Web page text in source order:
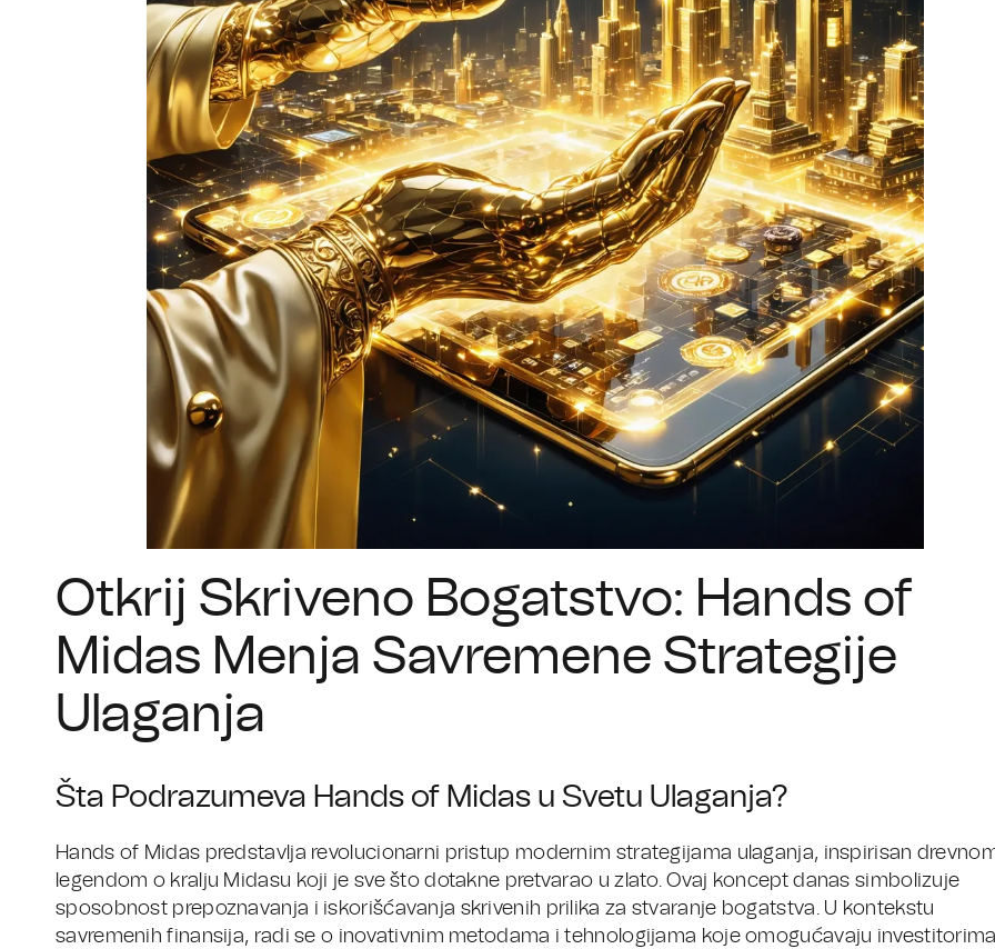
Otkrij Skriveno Bogatstvo: Hands of
Midas Menja Savremene Strategije
Ulaganja
Šta Podrazumeva Hands of Midas u Svetu Ulaganja?
Hands of Midas predstavlja revolucionarni pristup modernim strategijama ulaganja, inspirisan
legendom o kralju Midasu koji je sve što dotakne pretvarao u zlato. Ovaj koncept danas simbolizuje
sposobnost prepoznavanja i iskorišćavanja skrivenih prilika za stvaranje bogatstva. U kontekstu
savremenih finansija, radi se o inovativnim metodama i tehnologijama koje omogućavaju